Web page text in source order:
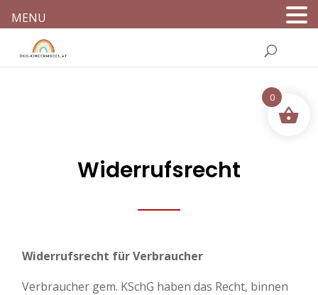
Widerrufsrecht
Widerrufsrecht für Verbraucher
Verbraucher gem. KSchG haben das Recht, binnen
MENU
0